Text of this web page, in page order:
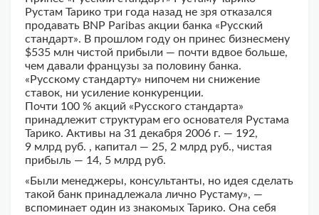
Рустам Тарико три года назад не зря отказался
продавать BNP Paribas акции банка «Русский
стандарт». В прошлом году он принес бизнесмену
$535 млн чистой прибыли — почти вдвое больше,
чем давали французы за половину банка.
«Русскому стандарту» нипочем ни снижение
ставок, ни усиление конкуренции.
Почти 100 % акций «Русского стандарта»
принадлежит структурам его основателя Рустама
Тарико. Активы на 31 декабря 2006 г. — 192,
9 млрд руб. , капитал — 25, 2 млрд руб., чистая
прибыль — 14, 5 млрд руб.
«Были менеджеры, консультанты, но идея сделать
такой банк принадлежала лично Рустаму», —
вспоминает один из знакомых Тарико. Она себя